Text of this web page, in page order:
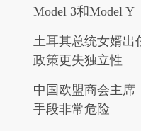
Model 3和Model Y
土耳其总统女婿出
政策更失独立性
中国欧盟商会主席
手段非常危险